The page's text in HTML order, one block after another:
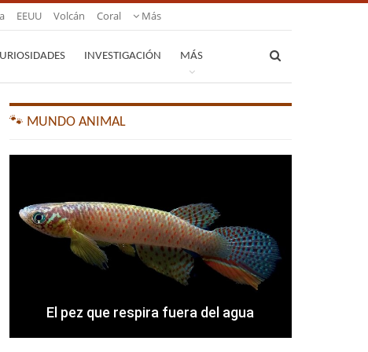
EEUU Volcán Coral Más
INVESTIGACIÓN MÁS
🐾 MUNDO ANIMAL
El pez que respira fuera del agua